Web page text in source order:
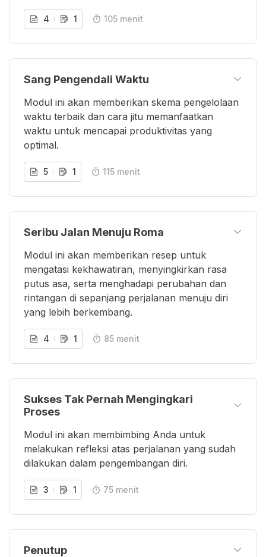
4 1 105 menit
Sang Pengendali Waktu
Modul ini akan memberikan skema pengelolaan
waktu terbaik dan cara jitu memanfaatkan
waktu untuk mencapai produktivitas yang
optimal.
5 1 115 menit
Seribu Jalan Menuju Roma
Modul ini akan memberikan resep untuk
mengatasi kekhawatiran, menyingkirkan rasa
putus asa, serta menghadapi perubahan dan
rintangan di sepanjang perjalanan menuju diri
yang lebih berkembang.
4 1 85 menit
Sukses Tak Pernah Mengingkari
Proses
Modul ini akan membimbing Anda untuk
melakukan refleksi atas perjalanan yang sudah
dilakukan dalam pengembangan diri.
3 1 75 menit
Penutup